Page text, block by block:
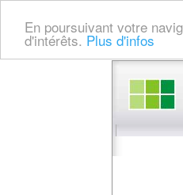
En poursuivant votre
d'intérêts. Plus d'infos